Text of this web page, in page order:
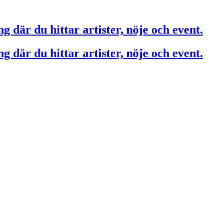
där du hittar artister, nöje och event.
där du hittar artister, nöje och event.